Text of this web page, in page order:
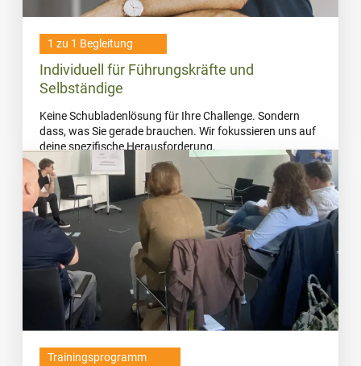
1 zu 1 Begleitung
Individuell für Führungskräfte und
Selbständige
Keine Schubladenlösung für Ihre Challenge. Sondern
dass, was Sie gerade brauchen. Wir fokussieren uns auf
deine spezifische Herausforderung.
MEHR DAZU
Trainings­programm